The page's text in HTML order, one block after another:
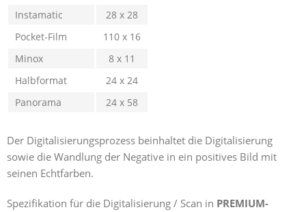
Instamatic
28 x 28
Pocket-Film
110 x 16
Minox
8 x 11
Halbformat
24 x 24
Panorama
24 x 58
Der Digitalisierungsprozess beinhaltet die Digitalisierung
sowie die Wandlung der Negative in ein positives Bild mit
seinen Echtfarben.
Spezifikation für die Digitalisierung / Scan in PREMIUM-